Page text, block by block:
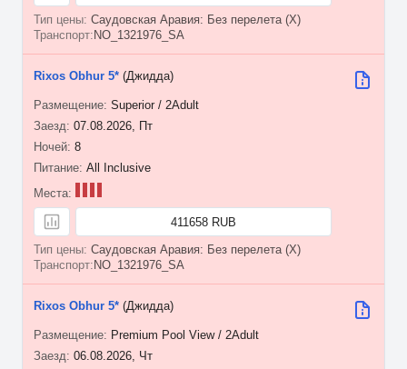
Саудовская Аравия: Без перелета (X)
NO_1321976_SA
07.08.2026, Пт
8
Rixos Obhur 5* (Джидда)
Superior / 2Adult
All Inclusive
411658 RUB
Саудовская Аравия: Без перелета (X)
NO_1321976_SA
06.08.2026, Чт
Rixos Obhur 5* (Джидда)
Premium Pool View / 2Adult